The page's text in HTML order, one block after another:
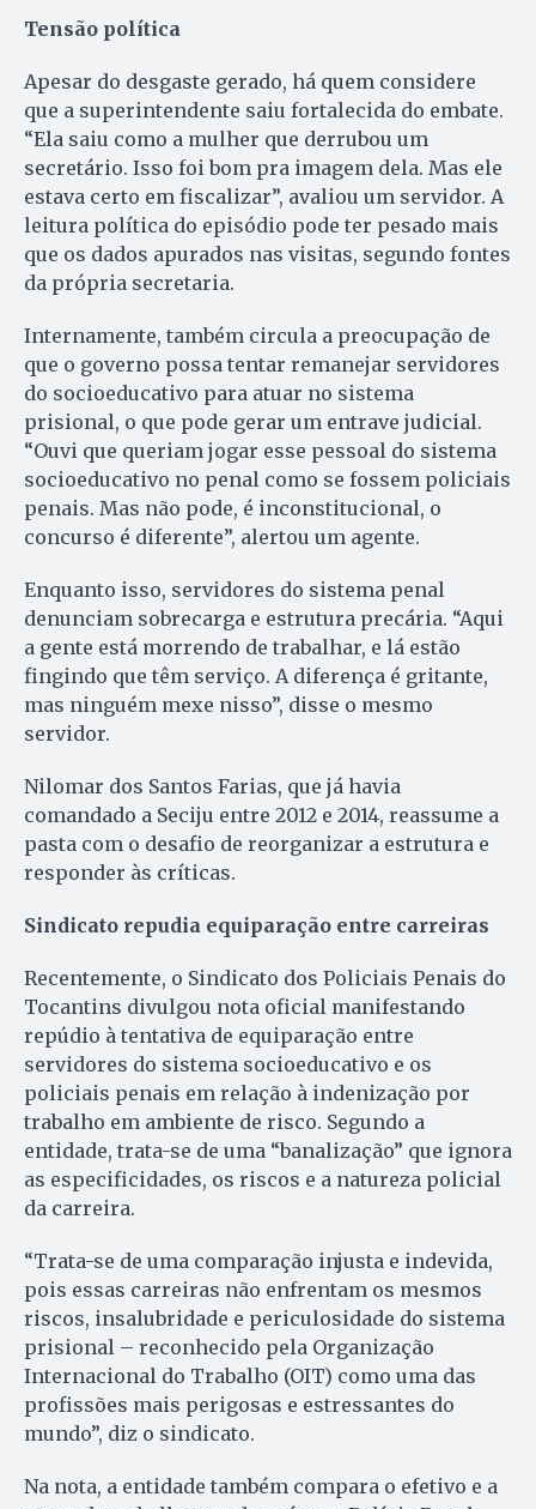
Tensão política
Apesar do desgaste gerado, há quem considere
que a superintendente saiu fortalecida do embate.
“Ela saiu como a mulher que derrubou um
secretário. Isso foi bom pra imagem dela. Mas ele
estava certo em fiscalizar”, avaliou um servidor. A
leitura política do episódio pode ter pesado mais
que os dados apurados nas visitas, segundo fontes
da própria secretaria.
Internamente, também circula a preocupação de
que o governo possa tentar remanejar servidores
do socioeducativo para atuar no sistema
prisional, o que pode gerar um entrave judicial.
“Ouvi que queriam jogar esse pessoal do sistema
socioeducativo no penal como se fossem policiais
penais. Mas não pode, é inconstitucional, o
concurso é diferente”, alertou um agente.
Enquanto isso, servidores do sistema penal
denunciam sobrecarga e estrutura precária. “Aqui
a gente está morrendo de trabalhar, e lá estão
fingindo que têm serviço. A diferença é gritante,
mas ninguém mexe nisso”, disse o mesmo
servidor.
Nilomar dos Santos Farias, que já havia
comandado a Seciju entre 2012 e 2014, reassume a
pasta com o desafio de reorganizar a estrutura e
responder às críticas.
Sindicato repudia equiparação entre carreiras
Recentemente, o Sindicato dos Policiais Penais do
Tocantins divulgou nota oficial manifestando
repúdio à tentativa de equiparação entre
servidores do sistema socioeducativo e os
policiais penais em relação à indenização por
trabalho em ambiente de risco. Segundo a
entidade, trata-se de uma “banalização” que ignora
as especificidades, os riscos e a natureza policial
da carreira.
“Trata-se de uma comparação injusta e indevida,
pois essas carreiras não enfrentam os mesmos
riscos, insalubridade e periculosidade do sistema
prisional – reconhecido pela Organização
Internacional do Trabalho (OIT) como uma das
profissões mais perigosas e estressantes do
mundo”, diz o sindicato.
Na nota, a entidade também compara o efetivo e a